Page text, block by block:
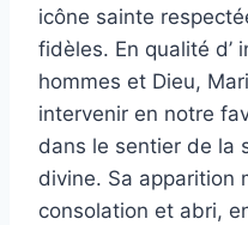
icône sainte
fidèles. En qualité d’
hommes et Dieu,
intervenir en notre
dans le sentier de la
divine. Sa apparition
consolation et abri,